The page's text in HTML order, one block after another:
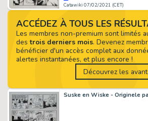
Catawiki 07/02/2021 (CET)
ACCÉDEZ À TOUS LES
Les membres non-premium sont limités
destrois derniers mois. Devenez
bénéficier d'un accès complet aux
alertes instantanées, et plus encore !
Découvrez les